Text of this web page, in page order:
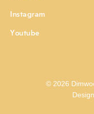
Instagram
Youtube
© 2026